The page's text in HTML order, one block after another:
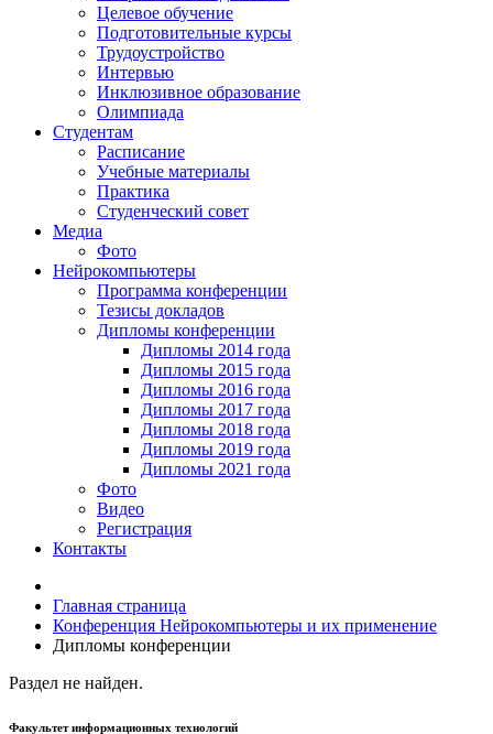
Целевое обучение
Подготовительные курсы
Трудоустройство
Интервью
Инклюзивное образование
Олимпиада
Студентам
Расписание
Учебные материалы
Практика
Студенческий совет
Медиа
Фото
Нейрокомпьютеры
Программа конференции
Тезисы докладов
Дипломы конференции
Дипломы 2014 года
Дипломы 2015 года
Дипломы 2016 года
Дипломы 2017 года
Дипломы 2018 года
Дипломы 2019 года
Дипломы 2021 года
Фото
Видео
Регистрация
Контакты
Главная страница
Конференция Нейрокомпьютеры и их применение
Дипломы конференции
Раздел не найден.
Факультет информационных технологий